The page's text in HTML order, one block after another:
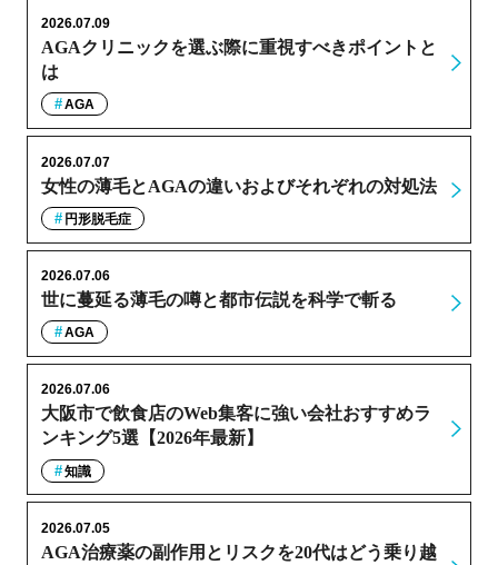
AGAクリニックを選ぶ際に重視すべきポイントと
は
2026.07.09
AGA
女性の薄毛とAGAの違いおよびそれぞれの対処法
2026.07.07
円形脱毛症
世に蔓延る薄毛の噂と都市伝説を科学で斬る
2026.07.06
AGA
大阪市で飲食店のWeb集客に強い会社おすすめラ
ンキング5選【2026年最新】
2026.07.06
知識
AGA治療薬の副作用とリスクを20代はどう乗り越
2026.07.05